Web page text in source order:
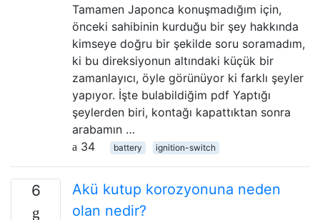
Tamamen Japonca konuşmadığım için,
önceki sahibinin kurduğu bir şey hakkında
kimseye doğru bir şekilde soru soramadım,
ki bu direksiyonun altındaki küçük bir
zamanlayıcı, öyle görünüyor ki farklı şeyler
yapıyor. İşte bulabildiğim pdf Yaptığı
şeylerden biri, kontağı kapattıktan sonra
arabamın …
34
battery ignition-switch
6
Akü kutup korozyonuna neden
olan nedir?